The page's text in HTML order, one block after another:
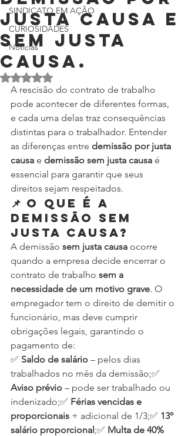
SINDICATO EM AÇÃO
CURIOSIDADES
Notícias
Justa Causa e
Sem Justa
Causa.
Avaliado com NaN de 5 estrelas.
A rescisão do contrato de trabalho
pode acontecer de diferentes formas,
e cada uma delas traz consequências
distintas para o trabalhador. Entender
as diferenças entre demissão por justa
causa e demissão sem justa causa é
essencial para garantir que seus
direitos sejam respeitados.
📌 O que é a
demissão sem
justa causa?
A demissão sem justa causa ocorre
quando a empresa decide encerrar o
contrato de trabalho sem a
necessidade de um motivo grave. O
empregador tem o direito de demitir o
funcionário, mas deve cumprir
obrigações legais, garantindo o
pagamento de:
✅ Saldo de salário – pelos dias
trabalhados no mês da demissão;✅
Aviso prévio – pode ser trabalhado ou
indenizado;✅ Férias vencidas e
proporcionais + adicional de 1/3;✅ 13º
salário proporcional;✅ Multa de 40%